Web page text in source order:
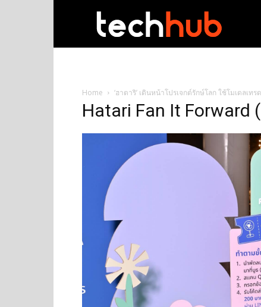
Home ‘ฮาตาริ’ เดินหน้าโปรเจกต์รักษ์โลก ใช้โมเดลเ
Hatari Fan It Forward